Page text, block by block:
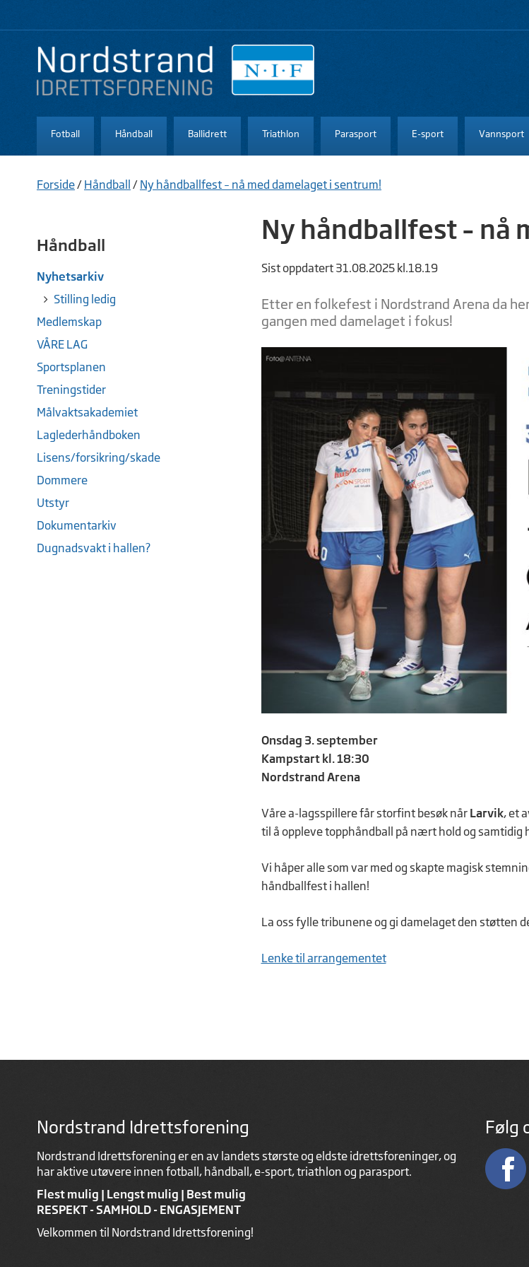
Fotball Håndball Ballidrett Triathlon Parasport E-sport Vannsport
Forside/ Håndball / Ny håndballfest – nå med damelaget i sentrum!
Håndball
Nyhetsarkiv
Stilling ledig
Medlemskap
VÅRE LAG
Sportsplanen
Treningstider
Målvaktsakademiet
Laglederhåndboken
Lisens/forsikring/skade
Dommere
Utstyr
Dokumentarkiv
Dugnadsvakt i hallen?
Ny håndballfest – nå
Sist oppdatert 31.08.2025 kl.18.19
Etter en folkefest i Nordstrand Arena da
gangen med damelaget i fokus!
Onsdag 3. september
Kampstart kl. 18:30
Nordstrand Arena
Våre a-lagsspillere får storfint besøk når Larvik, et
til å oppleve topphåndball på nært hold og samtidig
Vi håper alle som var med og skapte magisk
håndballfest i hallen!
La oss fylle tribunene og gi damelaget den støtten
Lenke til arrangementet
Nordstrand Idrettsforening
Nordstrand Idrettsforening er en av landets største og eldste idrettsforeninger, og
har aktive utøvere innen fotball, håndball, e-sport, triathlon og parasport.
Flest mulig | Lengst mulig | Best mulig
RESPEKT - SAMHOLD - ENGASJEMENT
Velkommen til Nordstrand Idrettsforening!
Følg